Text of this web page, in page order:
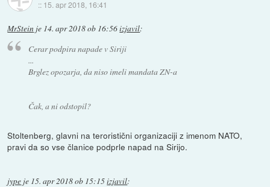
:: 15. apr 2018, 16:41
MrStein je 14. apr 2018 ob 16:56izjavil:
Cerar podpira napade v Siriji
...
Brglez opozarja, da niso imeli mandata ZN-a
Čak, a ni odstopil?
Stoltenberg, glavni na teroristični organizaciji z imenom NATO,
pravi da so vse članice podprle napad na Sirijo.
jype je 15. apr 2018 ob 15:15izjavil: